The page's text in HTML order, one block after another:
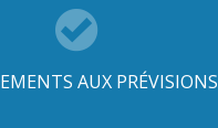
AUX PRÉVISIONS